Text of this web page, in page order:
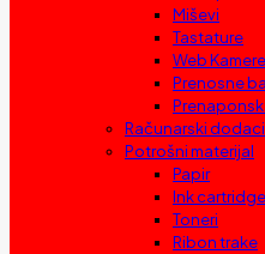
Miševi
Tastature
Web Kamere
Prenosne
Računarski dodaci
Potrošni materijal
Papir
Ink cartridge
Toneri
Ribon trake